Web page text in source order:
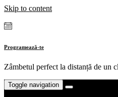
Skip to content
Programează-te
Zâmbetul perfect la distanță de un
Toggle navigation